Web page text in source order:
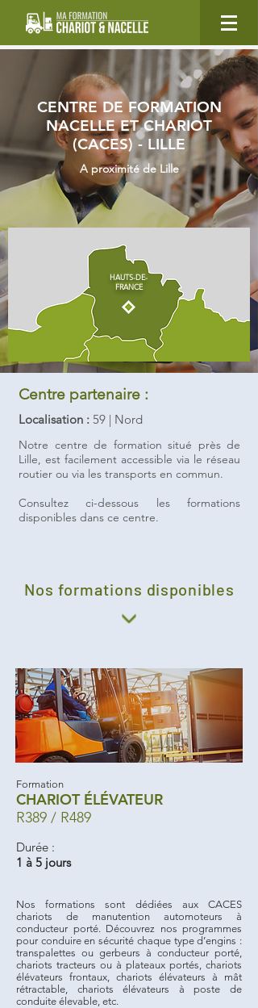
CENTRE DE FORMATION
NACELLE ET CHARIOT
(CACES) - LILLE
A proximité de Lille
HAUTS-DE-
FRANCE
Centre partenaire :
Localisation : 59 | Nord
Notre centre de formation situé près de
Lille, est facilement accessible via le réseau
routier ou via les transports en commun.
Consultez ci-dessous les formations
disponibles dans ce centre.
Nos formations disponibles
Formation
CHARIOT ÉLÉVATEUR
R389 / R489
Nos formations sont dédiées aux CACES
chariots de manutention automoteurs à
conducteur porté. Découvrez nos programmes
pour conduire en sécurité chaque type d’engins :
transpalettes ou gerbeurs à conducteur porté,
chariots tracteurs ou à plateaux portés, chariots
élévateurs frontaux, chariots élévateurs à mât
rétractable, chariots élévateurs à poste de
conduite élevable, etc.
Durée :
1 à 5 jours